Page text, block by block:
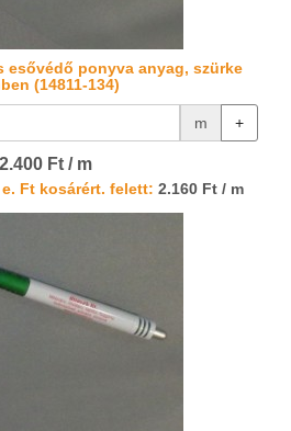
esővédő ponyva anyag, szürke
(14811-134)
m +
2.400 Ft / m
Ft kosárért. felett: 2.160 Ft / m